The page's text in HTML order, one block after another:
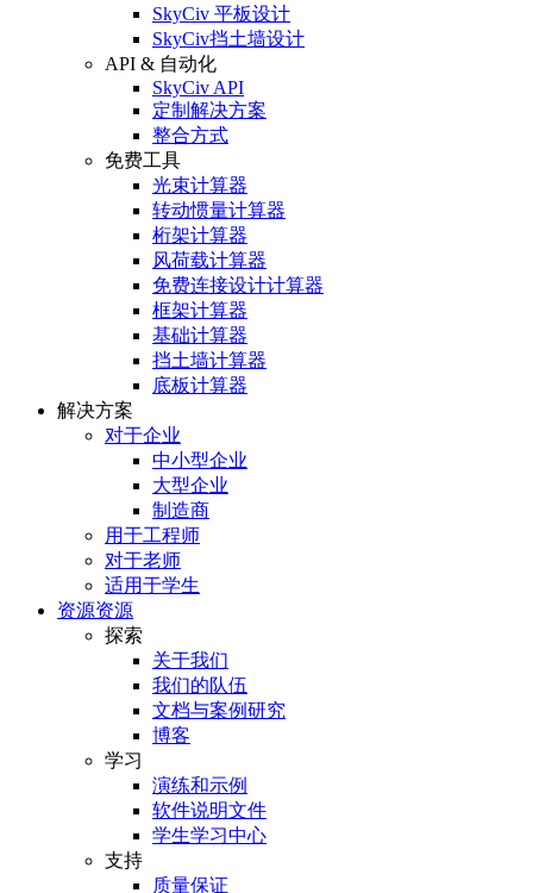
SkyCiv 平板设计
SkyCiv挡土墙设计
API & 自动化
SkyCiv API
定制解决方案
整合方式
免费工具
光束计算器
转动惯量计算器
桁架计算器
风荷载计算器
免费连接设计计算器
框架计算器
基础计算器
挡土墙计算器
底板计算器
解决方案
对于企业
中小型企业
大型企业
制造商
用于工程师
对于老师
适用于学生
资源资源
探索
关于我们
我们的队伍
文档与案例研究
博客
学习
演练和示例
软件说明文件
学生学习中心
支持
质量保证